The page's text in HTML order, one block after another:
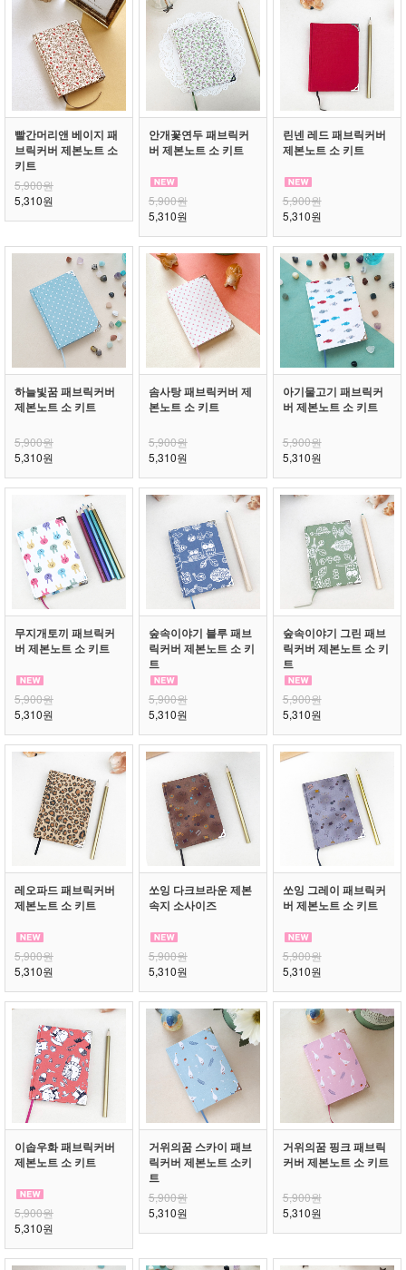
빨간머리앤 베이지 패
브릭커버 제본노트 소
키트
5,900원
5,310원
안개꽃연두 패브릭커
버 제본노트 소 키트
5,900원
5,310원
린넨 레드 패브릭커버
제본노트 소 키트
5,900원
5,310원
하늘빛꿈 패브릭커버
제본노트 소 키트
5,900원
5,310원
솜사탕 패브릭커버 제
본노트 소 키트
5,900원
5,310원
아기물고기 패브릭커
버 제본노트 소 키트
5,900원
5,310원
무지개토끼 패브릭커
버 제본노트 소 키트
5,900원
5,310원
숲속이야기 블루 패브
릭커버 제본노트 소 키
트
5,900원
5,310원
숲속이야기 그린 패브
릭커버 제본노트 소 키
트
5,900원
5,310원
레오파드 패브릭커버
제본노트 소 키트
5,900원
5,310원
쏘잉 다크브라운 제본
속지 소사이즈
5,900원
5,310원
쏘잉 그레이 패브릭커
버 제본노트 소 키트
5,900원
5,310원
이솝우화 패브릭커버
제본노트 소 키트
5,900원
5,310원
거위의꿈 스카이 패브
릭커버 제본노트 소키
트
5,900원
5,310원
거위의꿈 핑크 패브릭
커버 제본노트 소 키트
5,900원
5,310원